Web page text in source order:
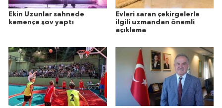
Ekin Uzunlar sahnede
kemençe şov yaptı
Evleri saran çekirgelerle
ilgili uzmandan önemli
açıklama